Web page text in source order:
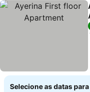
Selecione as datas